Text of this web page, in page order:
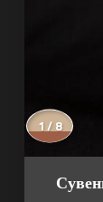
1 / 8